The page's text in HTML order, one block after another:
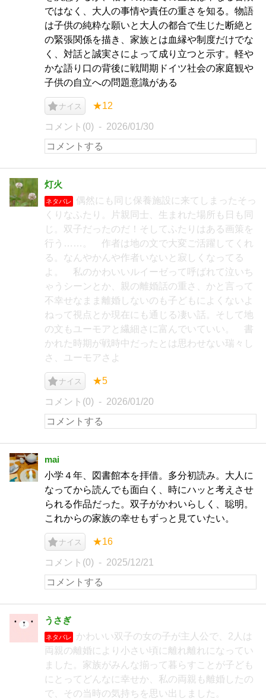
ではなく、大人の事情や責任の重さを知る。物語
は子供の純粋な願いと大人の都合で生じた断絶と
の緊張関係を描き、家族とは血縁や制度だけでな
く、対話と誠実さによって成り立つと示す。軽や
かな語り口の背後に戦間期ドイツ社会の家庭観や
子供の自立への問題意識がある
ナイス ★12
コメント(0) 2026/01/30
灯火
ネタバレ
偶然にも同じ保養施設に来てしまったそっ
くりなふたり。片親同士、生まれた場所も日も同
じ。双子だったのだ！そしてふたりはある画策を
行う……。 作者は地の文で大変ご活躍してくれ
る。なんやかんや作者いないと寂しくなってる
よ。 私のかわいいルイーゼって呼ばれて泣いち
ゃうシーンとか、親の離婚話の重さ、かと言って
不幸せなまま離婚しないのも子どもによくないよ
ねって視点とか現在にも通じる凄い話。そして地
の文もユーモアと繊細さに富んでいていい。 書
かれた時期が戦時中だったとは思わせない瑞々し
さ、ユーモアさよ
ナイス ★5
コメント(0) 2026/01/20
mai
小学４年、図書館本を拝借。多分初読み。大人に
なってから読んでも面白く、時にハッと考えさせ
られる作品だった。双子がかわいらしく、聡明。
これからの家族の幸せもずっと見ていたい。
ナイス ★16
コメント(0) 2025/12/21
うさぎ
ネタバレ
かわいい双子の女の子が主人公で、2人は
両親の離婚により小さい頃に離れ離れになってい
ました。家族がみんな揃って暮らすことが子ども
にとってどんなに幸せか、私の両親も離婚したの
で、その当時の気持ちを思い出しました。